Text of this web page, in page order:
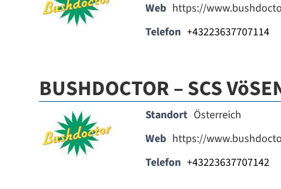
Web https://
Telefon +43223637707114
BUSHDOCTOR – SCS
Standort Österreich
Web https://
Telefon +43223637707142